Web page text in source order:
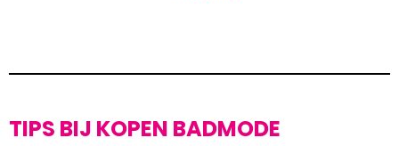
TIPS BIJ KOPEN BADMODE